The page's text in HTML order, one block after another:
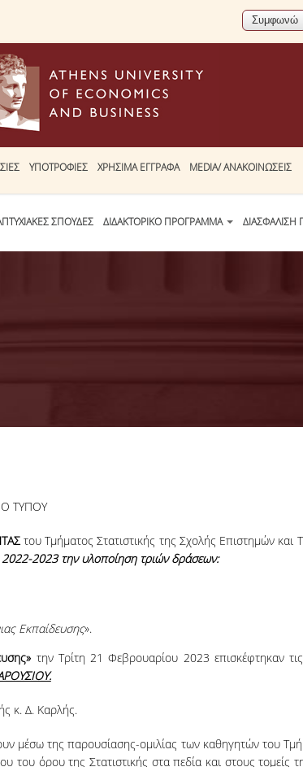
ΥΠΟΤΡΟΦΙΕΣ ΧΡΗΣΙΜΑ ΕΓΓΡΑΦΑ MEDIA/ ΑΝΑΚΟΙΝΩΣΕΙΣ
ΣΠΟΥΔΕΣ ΔΙΔΑΚΤΟΡΙΚΟ ΠΡΟΓΡΑΜΜΑ ΔΙΑΣΦΑΛΙΣΗ
ΤΥΠΟΥ
του Τμήματος Στατιστικής της Σχολής Επιστημών και
2022-2023 την υλοποίηση τριών δράσεων:
Εκπαίδευσης».
την Τρίτη 21 Φεβρουαρίου 2023 επισκέφτηκαν
κ. Δ. Καρλής.
μέσω της παρουσίασης-ομιλίας των καθηγητών του
όρου της Στατιστικής στα πεδία και στους τομείς